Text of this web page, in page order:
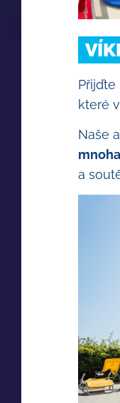
Přijďte
které
Naše
a